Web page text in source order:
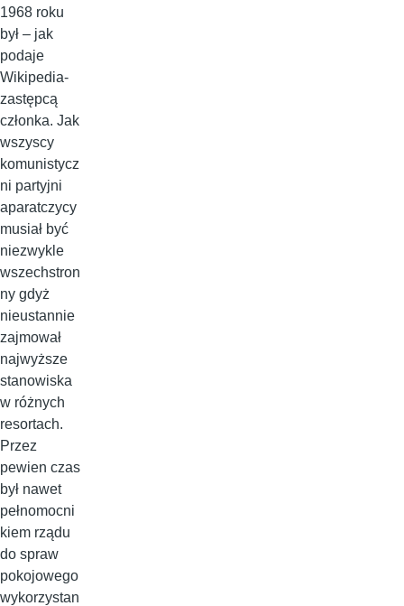
1968 roku
był – jak
podaje
Wikipedia-
zastępcą
członka. Jak
wszyscy
komunistycz
ni partyjni
aparatczycy
musiał być
niezwykle
wszechstron
ny gdyż
nieustannie
zajmował
najwyższe
stanowiska
w różnych
resortach.
Przez
pewien czas
był nawet
pełnomocni
kiem rządu
do spraw
pokojowego
wykorzystan